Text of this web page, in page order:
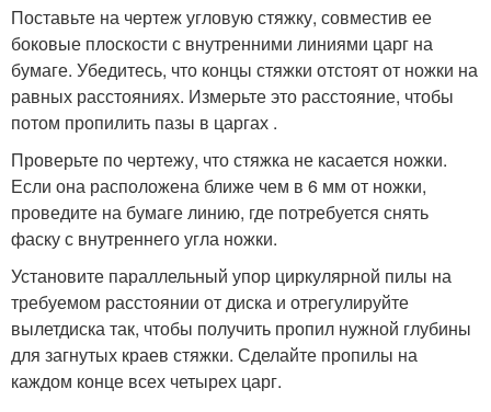
Поставьте на чертеж угловую стяжку, совместив ее
боковые плоскости с внутренними линиями царг на
бумаге. Убедитесь, что концы стяжки отстоят от ножки на
равных расстояниях. Измерьте это расстояние, чтобы
потом пропилить пазы в царгах .
Проверьте по чертежу, что стяжка не касается ножки.
Если она расположена ближе чем в 6 мм от ножки,
проведите на бумаге линию, где потребуется снять
фаску с внутреннего угла ножки.
Установите параллельный упор циркулярной пилы на
требуемом расстоянии от диска и отрегулируйте
вылетдиска так, чтобы получить пропил нужной глубины
для загнутых краев стяжки. Сделайте пропилы на
каждом конце всех четырех царг.